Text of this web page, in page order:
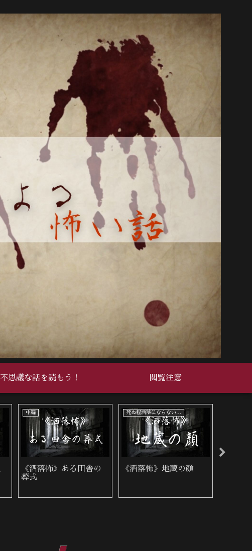
不思議な話を読もう！ 閲覧注意
死ぬ程洒落にならない怖い話
《洒落怖》繰り返す家
族
死ぬ程洒落にならない怖い話
《洒落怖》心霊写真を